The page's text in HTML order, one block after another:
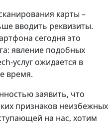
карты –
вводить реквизиты.
сегодня это
явление подобных
услуг ожидается в
время.
заявить, что
признаков неизбежных
на нас, хотим